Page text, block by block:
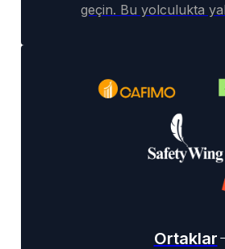
geçin. Bu yolculukta
Ortaklar